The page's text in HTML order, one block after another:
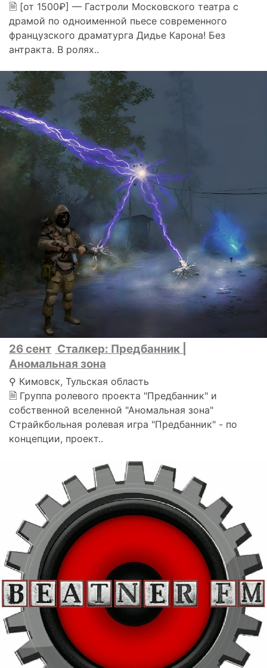
🗎 [от 1500₽] — Гастроли Московского театра с
драмой по одноименной пьесе современного
французского драматурга Дидье Карона! Без
антракта. В ролях..
26 сент Сталкер: Предбанник |
Аномальная зона
⚲ Кимовск, Тульская область
🗎 Группа ролевого проекта "Предбанник" и
собственной вселенной "Аномальная зона"
Страйкбольная ролевая игра "Предбанник" - по
концепции, проект..